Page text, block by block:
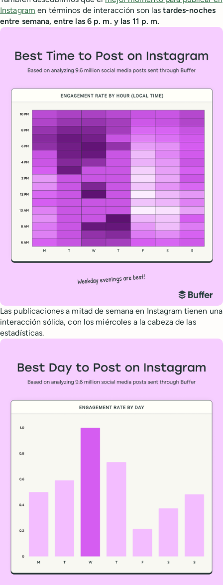
Instagram en términos de interacción son lastardes-noches
entre semana, entre las 6 p. m. y las 11 p. m.
Las publicaciones a mitad de semana en Instagram tienen una
interacción sólida, con los miércoles a la cabeza de las
estadísticas.